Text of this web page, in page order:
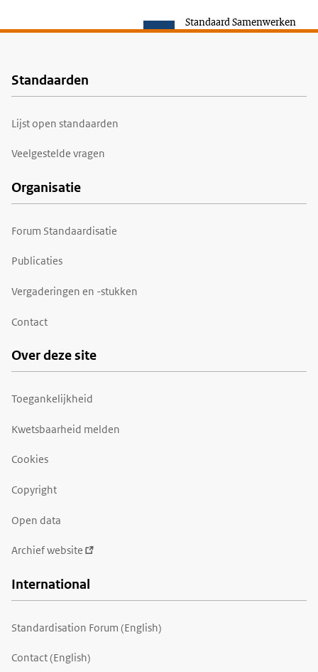
Standaard Samenwerken
Voet
Standaarden
Lijst open standaarden
Veelgestelde vragen
Organisatie
Forum Standaardisatie
Publicaties
Vergaderingen en -stukken
Contact
Over deze site
Toegankelijkheid
Kwetsbaarheid melden
Cookies
Copyright
Open data
Archief website
International
Standardisation Forum (English)
Contact (English)